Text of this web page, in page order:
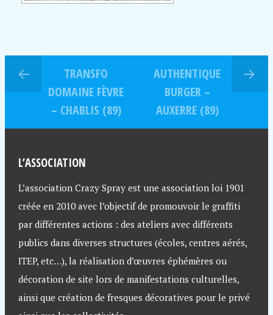
TRANSFO
DOMAINE FÈVRE
– CHABLIS (89)
AUTHENTIQUE
BURGER –
AUXERRE (89)
L’ASSOCIATION
L’association Crazy Spray est une association loi 1901
créée en 2010 avec l’objectif de promouvoir le graffiti
par différentes actions : des ateliers avec différents
publics dans diverses structures (écoles, centres aérés,
ITEP, etc…), la réalisation d’œuvres éphémères ou
décoration de site lors de manifestations culturelles,
ainsi que création de fresques décoratives pour le privé